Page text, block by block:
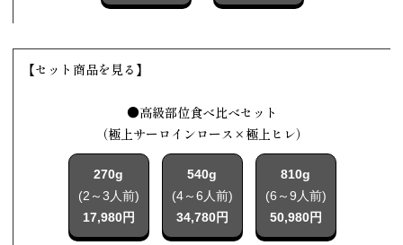
【セット商品を見る】
●高級部位食べ比べセット
（極上サーロインロース×極上ヒレ）
270g
(2～3人前)
17,980円
540g
(4～6人前)
34,780円
810g
(6～9人前)
50,980円